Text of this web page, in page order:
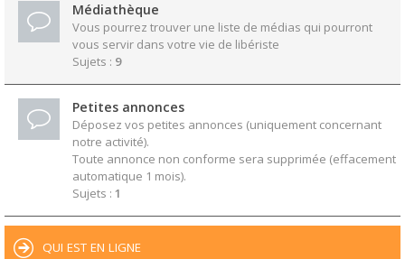
Médiathèque
Vous pourrez trouver une liste de médias qui pourront
vous servir dans votre vie de libériste
Sujets : 9
Petites annonces
Déposez vos petites annonces (uniquement concernant
notre activité).
Toute annonce non conforme sera supprimée (effacement
automatique 1 mois).
Sujets : 1
QUI EST EN LIGNE